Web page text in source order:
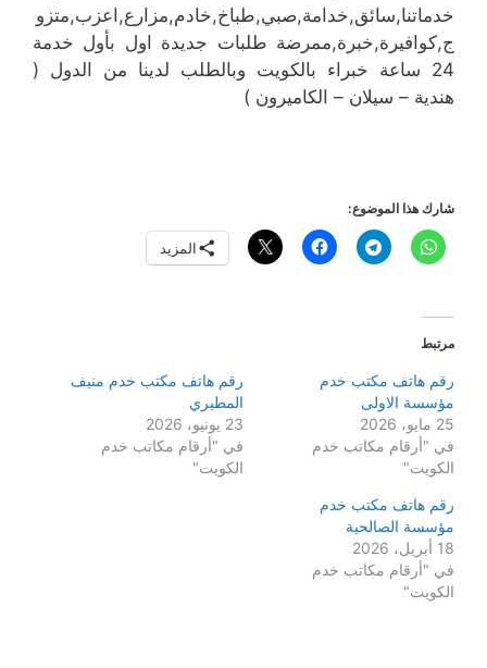
خدماتنا,سائق,خدامة,صبي,طباخ,خادم,مزارع,اعزب,متزو
ج,كوافيرة,خبرة,ممرضة طلبات جديدة اول بأول خدمة
24 ساعة خبراء بالكويت وبالطلب لدينا من الدول (
هندية – سيلان – الكاميرون )
شارك هذا الموضوع:
المزيد
مرتبط
رقم هاتف مكتب خدم
مؤسسة الاولى
25 مايو، 2026
في "أرقام مكاتب خدم
الكويت"
رقم هاتف مكتب خدم منيف
المطيري
23 يونيو، 2026
في "أرقام مكاتب خدم
الكويت"
رقم هاتف مكتب خدم
مؤسسة الصالحية
18 أبريل، 2026
في "أرقام مكاتب خدم
الكويت"